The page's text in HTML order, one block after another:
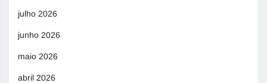
julho 2026
junho 2026
maio 2026
abril 2026